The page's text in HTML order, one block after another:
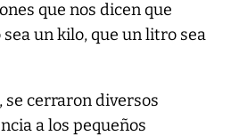
que nos dicen que
un kilo, que un litro sea
se cerraron diversos
a los pequeños